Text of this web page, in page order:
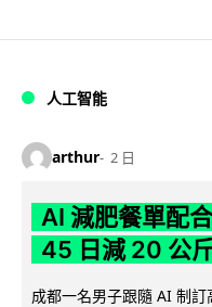
人工智能
arthur 2 日
AI 減肥餐單配
45 日減 20 公
成都一名男子跟隨 AI 制